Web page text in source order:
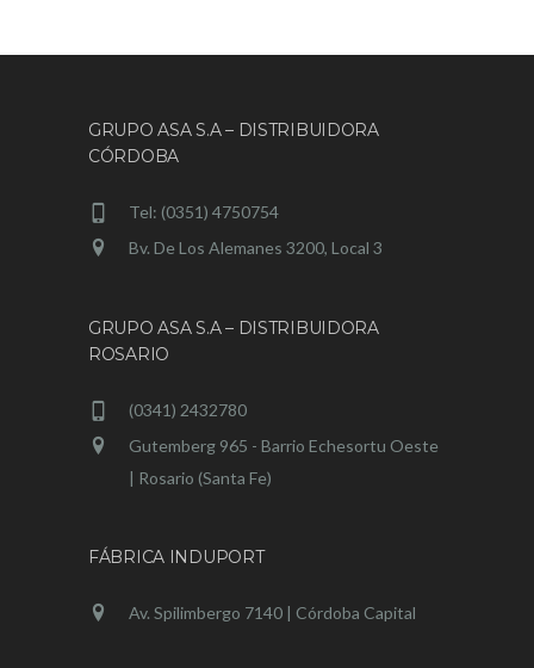
GRUPO ASA S.A – DISTRIBUIDORA
CÓRDOBA
Tel: (0351) 4750754
Bv. De Los Alemanes 3200, Local 3
GRUPO ASA S.A – DISTRIBUIDORA
ROSARIO
(0341) 2432780
Gutemberg 965 - Barrio Echesortu Oeste
| Rosario (Santa Fe)
FÁBRICA INDUPORT
Av. Spilimbergo 7140 | Córdoba Capital